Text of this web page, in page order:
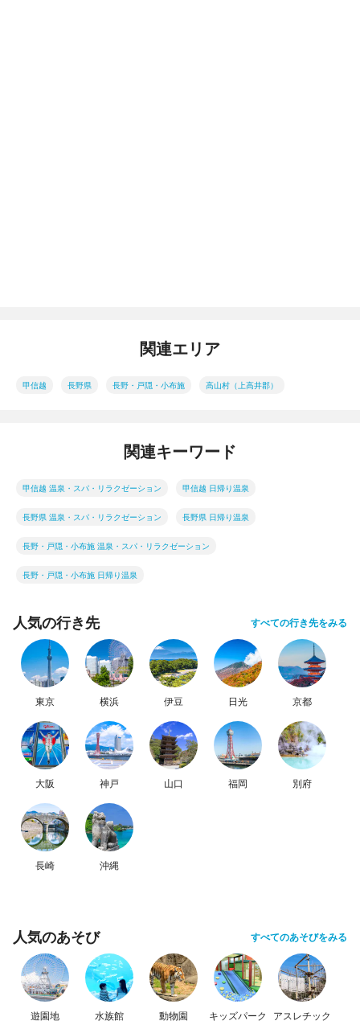
関連エリア
甲信越 長野県 長野・戸隠・小布施 高山村（上高井郡）
関連キーワード
甲信越 温泉・スパ・リラクゼーション 甲信越 日帰り温泉
長野県 温泉・スパ・リラクゼーション 長野県 日帰り温泉
長野・戸隠・小布施 温泉・スパ・リラクゼーション
長野・戸隠・小布施 日帰り温泉
人気の行き先 すべての行き先をみる
東京 横浜 伊豆 日光 京都
大阪 神戸 山口 福岡 別府
長崎 沖縄
人気のあそび すべてのあそびをみる
遊園地 水族館 動物園 キッズパーク アスレチック